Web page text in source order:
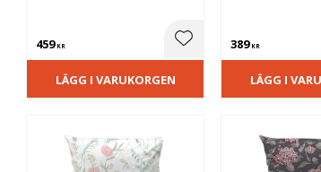
459KR Lägg till i favoriter
LÄGG I VARUKORGEN
389KR
LÄGG I